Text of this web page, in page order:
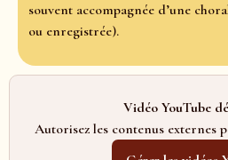
souvent accompagnée d’une
ou enregistrée).
Vidéo YouTube
Autorisez les contenus externes